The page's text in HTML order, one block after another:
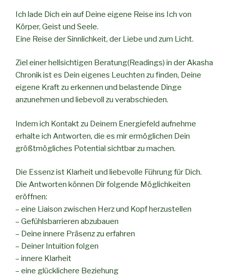
Ich lade Dich ein auf Deine eigene Reise ins Ich von
Körper, Geist und Seele.
Eine Reise der Sinnlichkeit, der Liebe und zum Licht.
Ziel einer hellsichtigen Beratung(Readings) in der Akasha
Chronik ist es Dein eigenes Leuchten zu finden, Deine
eigene Kraft zu erkennen und belastende Dinge
anzunehmen und liebevoll zu verabschieden.
Indem ich Kontakt zu Deinem Energiefeld aufnehme
erhalte ich Antworten, die es mir ermöglichen Dein
größtmögliches Potential sichtbar zu machen.
Die Essenz ist Klarheit und liebevolle Führung für Dich.
Die Antworten können Dir folgende Möglichkeiten
eröffnen:
– eine Liaison zwischen Herz und Kopf herzustellen
– Gefühlsbarrieren abzubauen
– Deine innere Präsenz zu erfahren
– Deiner Intuition folgen
– innere Klarheit
– eine glücklichere Beziehung